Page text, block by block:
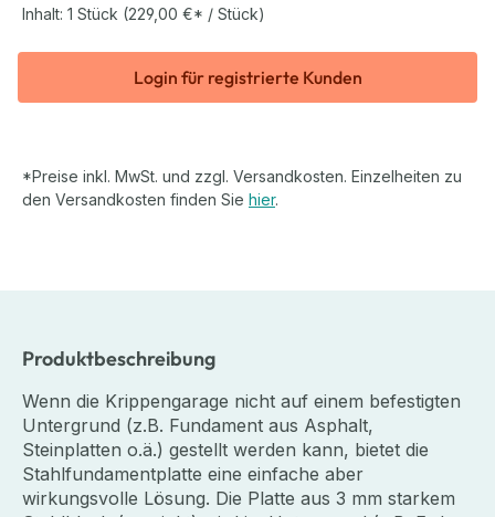
Inhalt: 1 Stück (229,00 €* / Stück)
Login für registrierte Kunden
*Preise inkl. MwSt. und zzgl. Versandkosten. Einzelheiten zu
den Versandkosten finden Sie hier.
Produktbeschreibung
Wenn die Krippengarage nicht auf einem befestigten
Untergrund (z.B. Fundament aus Asphalt,
Steinplatten o.ä.) gestellt werden kann, bietet die
Stahlfundamentplatte eine einfache aber
wirkungsvolle Lösung. Die Platte aus 3 mm starkem